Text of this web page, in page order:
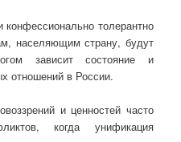
конфессионально толерантно
населяющим страну, будут
зависит состояние и
отношений в России.
и ценностей часто
когда унификация